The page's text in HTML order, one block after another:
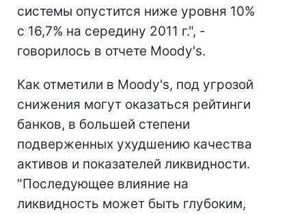
системы опустится ниже уровня 10%
с 16,7% на середину 2011 г.", -
говорилось в отчете Moody's.
Как отметили в Moody's, под угрозой
снижения могут оказаться рейтинги
банков, в большей степени
подверженных ухудшению качества
активов и показателей ликвидности.
"Последующее влияние на
ликвидность может быть глубоким,